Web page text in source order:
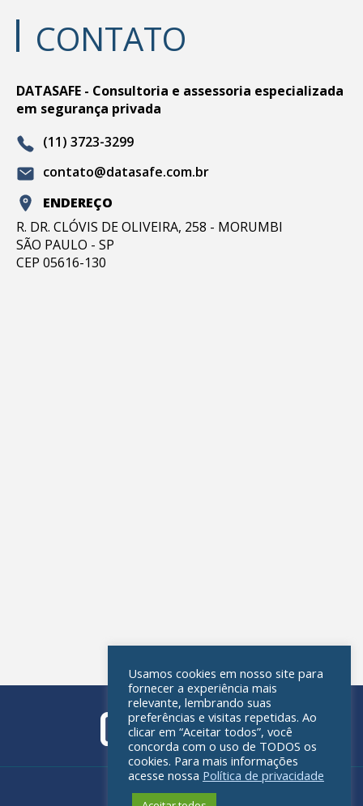
CONTATO
DATASAFE - Consultoria e assessoria especializada
em segurança privada
(11) 3723-3299
contato@datasafe.com.br
ENDEREÇO
R. DR. CLÓVIS DE OLIVEIRA, 258 - MORUMBI
SÃO PAULO - SP
CEP 05616-130
Política de privacidade
Usamos cookies em nosso site para
fornecer a experiência mais
relevante, lembrando suas
preferências e visitas repetidas. Ao
clicar em “Aceitar todos”, você
concorda com o uso de TODOS os
cookies. Para mais informações
acesse nossa Política de privacidade